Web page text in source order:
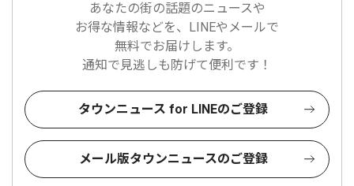
あなたの街の話題のニュースや
お得な情報などを、LINEやメールで
無料でお届けします。
通知で見逃しも防げて便利です！
タウンニュース for LINEのご登録
メール版タウンニュースのご登録